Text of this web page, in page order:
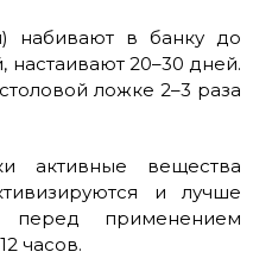
набивают в банку до
настаивают 20–30 дней.
ложке 2–3 раза
активные вещества
и лучше
перед применением
часов.